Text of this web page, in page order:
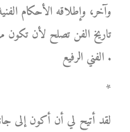
وآخر، وإطلاقه الأحكام
تاريخ الفن تصلح لأن تكون
الفني الرفيع .
*
لقد أتيح لي أن أكون إلى